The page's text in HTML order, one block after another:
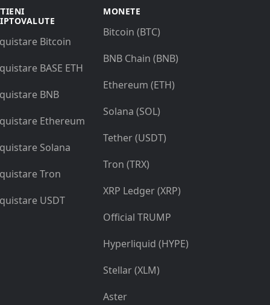
Bitcoin
BASE ETH
BNB
Ethereum
Solana
Tron
USDT
MONETE
Bitcoin (BTC)
BNB Chain (BNB)
Ethereum (ETH)
Solana (SOL)
Tether (USDT)
Tron (TRX)
XRP Ledger (XRP)
Official TRUMP
Hyperliquid (HYPE)
Stellar (XLM)
Aster